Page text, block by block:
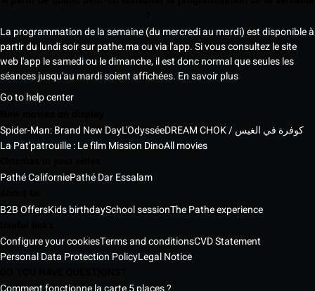
La programmation de la semaine (du mercredi au mardi) est disponible à
partir du lundi soir sur pathe.ma ou via l'app. Si vous consultez le site
web l'app le samedi ou le dimanche, il est donc normal que seules les
séances jusqu'au mardi soient affichées. En savoir plus
Go to help center
Spider-Man: Brand New DayL'Odyssée
DREAM CHOK / كوفرة في الغيس
La Pat'patrouille : Le film Mission DinoAll movies
Pathé CaliforniePathé Dar Essalam
B2B OffersKids birthdaySchool sessionThe Pathe experience
Configure your cookiesTerms and conditionsCVD Statement
Personal Data Protection PolicyLegal Notice